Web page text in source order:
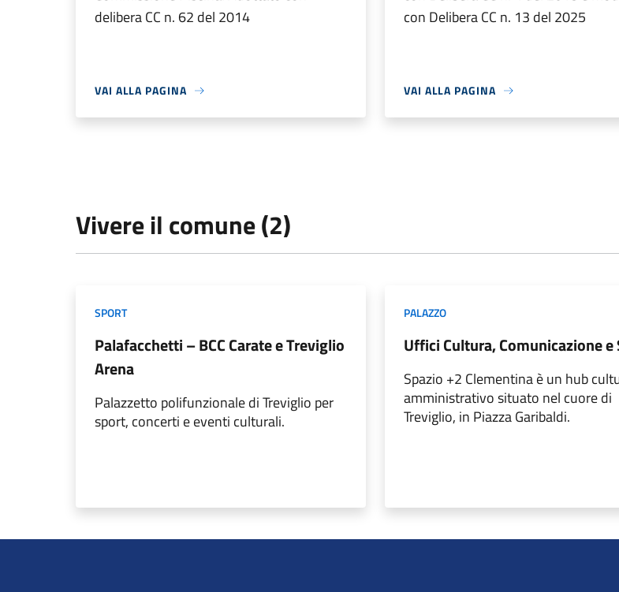
delibera CC n. 62 del 2014
VAI ALLA PAGINA
con Delibera CC n. 13 del 2025
VAI ALLA PAGINA
Vivere il comune (2)
SPORT
Palafacchetti – BCC Carate e Treviglio
Arena
Palazzetto polifunzionale di Treviglio per
sport, concerti e eventi culturali.
PALAZZO
Uffici Cultura, Comunicazione e
Spazio +2 Clementina è un hub
amministrativo situato nel cuore di
Treviglio, in Piazza Garibaldi.